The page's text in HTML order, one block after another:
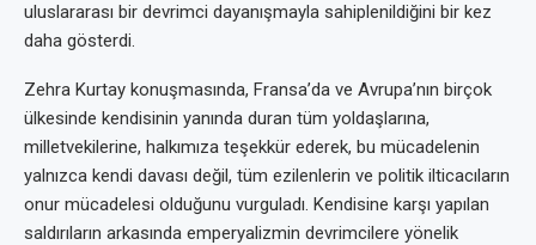
uluslararası bir devrimci dayanışmayla sahiplenildiğini bir kez
daha gösterdi.
Zehra Kurtay konuşmasında, Fransa’da ve Avrupa’nın birçok
ülkesinde kendisinin yanında duran tüm yoldaşlarına,
milletvekilerine, halkımıza teşekkür ederek, bu mücadelenin
yalnızca kendi davası değil, tüm ezilenlerin ve politik ilticacıların
onur mücadelesi olduğunu vurguladı. Kendisine karşı yapılan
saldırıların arkasında emperyalizmin devrimcilere yönelik